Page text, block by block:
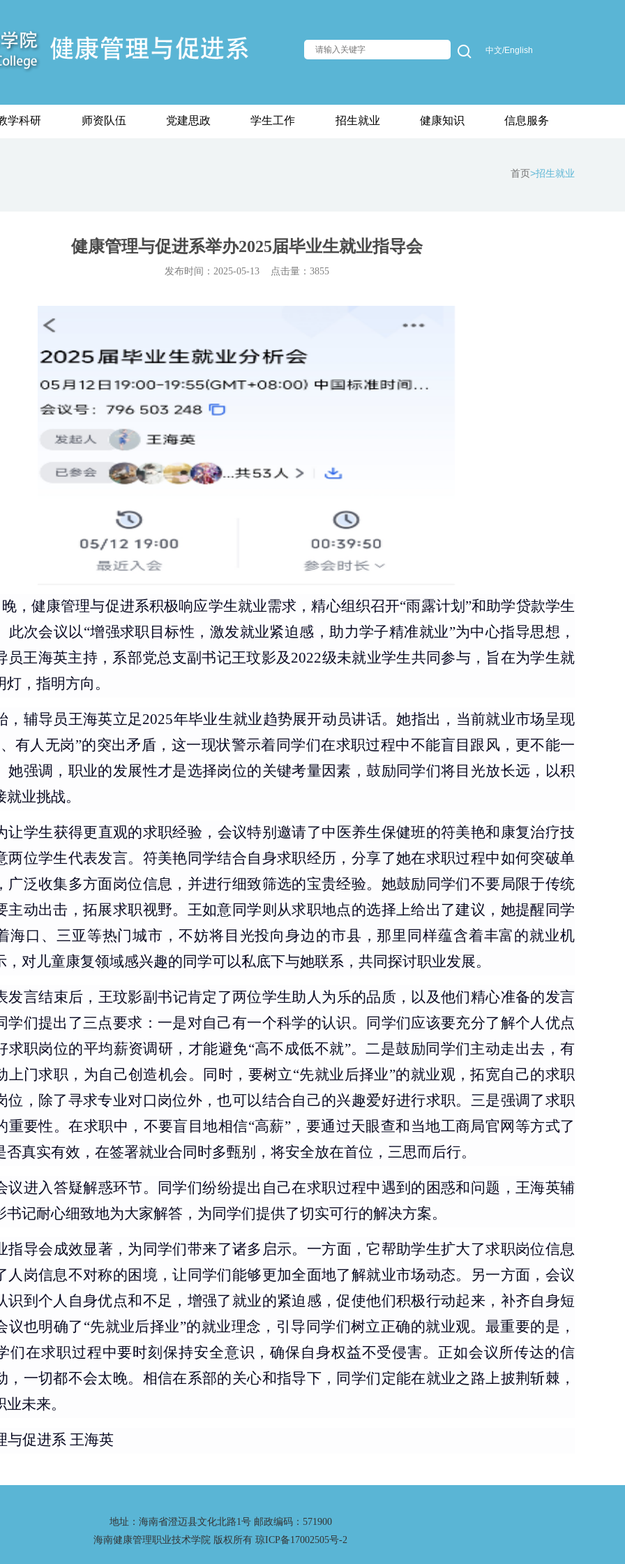
中文/English
学科研 师资队伍 党建思政 学生工作 招生就业 健康知识 信息服务
首页>招生就业
健康管理与促进系举办2025届毕业生就业指导会
发布时间：2025-05-13 点击量：3855
，健康管理与促进系积极响应学生就业需求，精心组织召开“雨露计划”和助学贷款学生
此次会议以“增强求职目标性，激发就业紧迫感，助力学子精准就业”为中心指导思想，
员王海英主持，系部党总支副书记王玟影及2022级未就业学生共同参与，旨在为学生就
，指明方向。
，辅导员王海英立足2025年毕业生就业趋势展开动员讲话。她指出，当前就业市场呈现
有人无岗”的突出矛盾，这一现状警示着同学们在求职过程中不能盲目跟风，更不能一
她强调，职业的发展性才是选择岗位的关键考量因素，鼓励同学们将目光放长远，以积
业挑战。
让学生获得更直观的求职经验，会议特别邀请了中医养生保健班的符美艳和康复治疗技
两位学生代表发言。符美艳同学结合自身求职经历，分享了她在求职过程中如何突破单
广泛收集多方面岗位信息，并进行细致筛选的宝贵经验。她鼓励同学们不要局限于传统
主动出击，拓展求职视野。王如意同学则从求职地点的选择上给出了建议， 她提醒同学
海口、三亚等热门城市，不妨将目光投向身边的市县，那里同样蕴含着丰富的就业机
，对儿童康复领域感兴趣的同学可以私底下与她联系，共同探讨职业发展。
发言结束后，王玟影副书记肯定了两位学生助人为乐的品质，以及他们精心准备的发言
学们提出了三点要求：一是对自己有一个科学的认识。同学们应该要充分了解个人优点
求职岗位的平均薪资调研，才能避免“高不成低不就”。二是鼓励同学们主动走出去，有
上门求职，为自己创造机会。 同时，要树立“先就业后择业”的就业观，拓宽自己的求职
位，除了寻求专业对口岗位外，也可以结合自己的兴趣爱好进行求职。三是强调了求职
重要性。在求职中，不要盲目地相信“高薪”，要通过天眼查和当地工商局官网等方式了
否真实有效，在签署就业合同时多甄别， 将安全放在首位 ， 三思而后行。
议进入答疑解惑环节。同学们纷纷提出自己在求职过程中遇到的困惑和问题，王海英辅
书记耐心细致地为大家解答，为同学们提供了切实可行的解决方案。
指导会成效显著，为同学们带来了诸多启示。一方面，它帮助学生扩大了求职岗位信息
人岗信息不对称的困境，让同学们能够更加全面地了解就业市场动态。另一方面，会议
识到个人自身优点和不足，增强了就业的紧迫感，促使他们积极行动起来，补齐自身短
议也明确了 “先就业后择业”的就业理念，引导同学们树立正确的就业观。最重要的是，
们在求职过程中要时刻保持安全意识，确保自身权益不受侵害。正如会议所传达的信
，一切都不会太晚。相信在系部的关心和指导下，同学们定能在就业之路上披荆斩棘，
未来。
与促进系 王海英
地址：海南省澄迈县文化北路1号 邮政编码：571900
海南健康管理职业技术学院 版权所有 琼ICP备17002505号-2